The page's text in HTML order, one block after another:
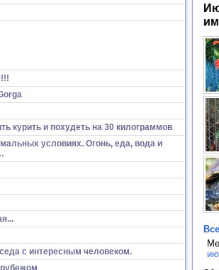
курить и похудеть на 30 килограммов
условиях. Огонь, еда, вода и
с интересным человеком.